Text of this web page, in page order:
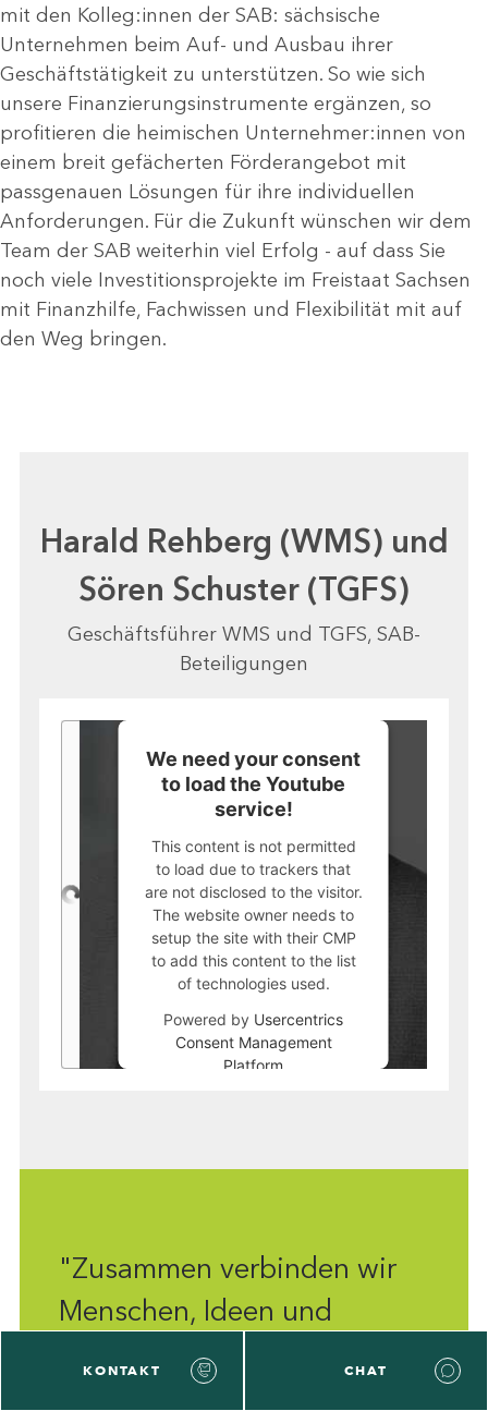
KONTAKT CHAT
mit den Kolleg:innen der SAB: sächsische
Unternehmen beim Auf- und Ausbau ihrer
Geschäftstätigkeit zu unterstützen. So wie sich
unsere Finanzierungsinstrumente ergänzen, so
profitieren die heimischen Unternehmer:innen von
einem breit gefächerten Förderangebot mit
passgenauen Lösungen für ihre individuellen
Anforderungen. Für die Zukunft wünschen wir dem
Team der SAB weiterhin viel Erfolg - auf dass Sie
noch viele Investitionsprojekte im Freistaat Sachsen
mit Finanzhilfe, Fachwissen und Flexibilität mit auf
den Weg bringen.
Harald Rehberg (WMS) und
Sören Schuster (TGFS)
Geschäftsführer WMS und TGFS, SAB-
Beteiligungen
We need your consent
to load the Youtube
service!
This content is not permitted
to load due to trackers that
are not disclosed to the visitor.
The website owner needs to
setup the site with their CMP
to add this content to the list
of technologies used.
Powered by Usercentrics
Consent Management
Platform
"Zusammen verbinden wir
Menschen, Ideen und